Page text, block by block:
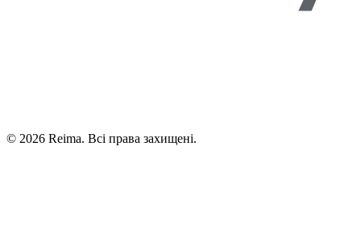
© 2026 Reima. Всі права захищені.